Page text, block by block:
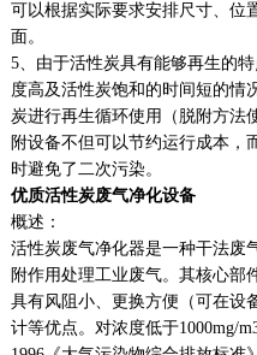
可以根据实际要求安排尺寸、位
面。
5、由于活性炭具有能够再生的
度高及活性炭饱和的时间短的情
炭进行再生循环使用（脱附方法
附设备不但可以节约运行成本，
时避免了二次污染。
优质活性炭废气净化设备
概述：
活性炭废气净化器是一种干法废
附作用处理工业废气。其核心部
具有风阻小、更换方便（可在设
计等优点。对浓度低于1000mg/